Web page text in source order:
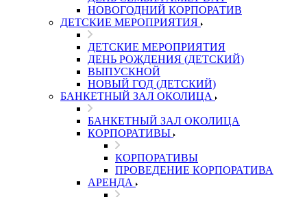
НОВОГОДНИЙ КОРПОРАТИВ
ДЕТСКИЕ МЕРОПРИЯТИЯ
ДЕТСКИЕ МЕРОПРИЯТИЯ
ДЕНЬ РОЖДЕНИЯ (ДЕТСКИЙ)
ВЫПУСКНОЙ
НОВЫЙ ГОД (ДЕТСКИЙ)
БАНКЕТНЫЙ ЗАЛ ОКОЛИЦА
БАНКЕТНЫЙ ЗАЛ ОКОЛИЦА
КОРПОРАТИВЫ
КОРПОРАТИВЫ
ПРОВЕДЕНИЕ КОРПОРАТИВА
АРЕНДА